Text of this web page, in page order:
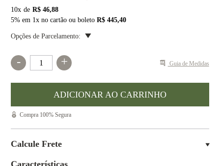
Características
10x
R$ 46,88
5% em 1x no cartão ou boletoR$ 445,40
Opções de Parcelamento:
- + Guia de Medidas
Compra 100% Segura
Calcule Frete